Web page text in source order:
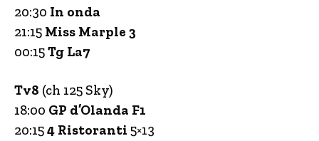
20:30 In onda
21:15 Miss Marple 3
00:15Tg La7
Tv8 (ch 125 Sky)
18:00 GP d’Olanda F1
20:154 Ristoranti 5×13